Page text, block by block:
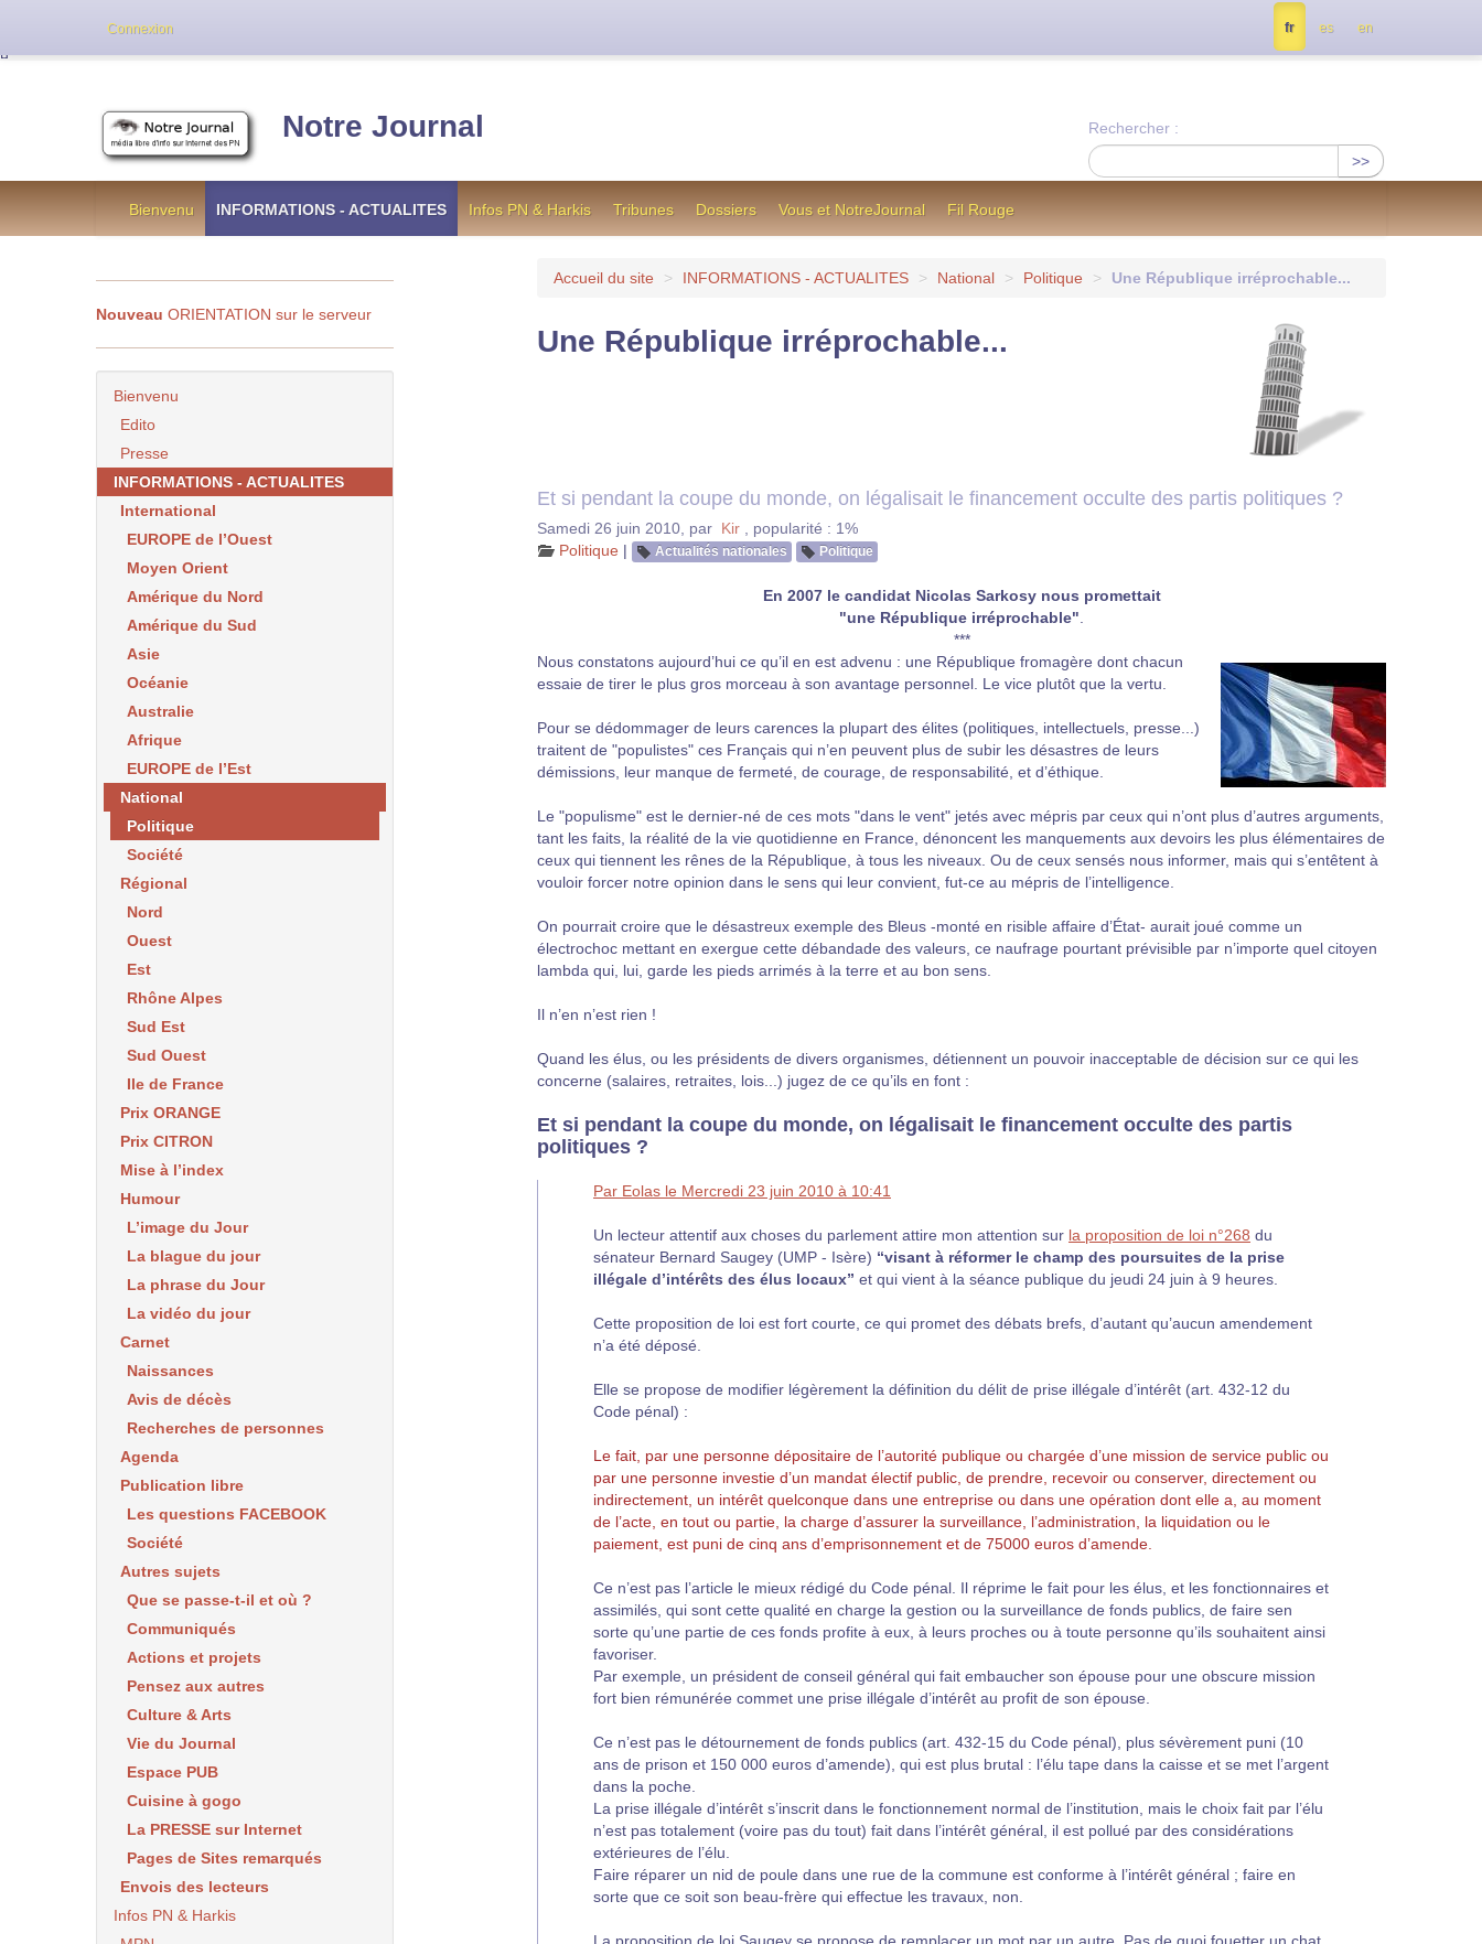
Notre Journal
Rechercher :
>>
Bienvenu INFORMATIONS - ACTUALITES Infos PN & Harkis Tribunes Dossiers Vous et NotreJournal Fil Rouge
Accueil du site > INFORMATIONS - ACTUALITES > National > Politique > Une République irréprochable...
Une République irréprochable...
Et si pendant la coupe du monde, on légalisait le financement occulte des partis politiques ?
Samedi 26 juin 2010 par Kir
popularité : 1%
Politique | Actualités nationales Politique
En 2007 le candidat Nicolas Sarkosy nous promettait
"une République irréprochable"
***
Nous constatons aujourd’hui ce qu’il en est advenu : une République fromagère dont chacun
essaie de tirer le plus gros morceau à son avantage personnel. Le vice plutôt que la vertu.
Pour se dédommager de leurs carences la plupart des élites (politiques, intellectuels, presse...)
traitent de "populistes" ces Français qui n’en peuvent plus de subir les désastres de leurs
démissions, leur manque de fermeté, de courage, de responsabilité, et d’éthique.
Le "populisme" est le dernier-né de ces mots "dans le vent" jetés avec mépris par ceux qui n’ont plus d’autres arguments,
tant les faits, la réalité de la vie quotidienne en France, dénoncent les manquements aux devoirs les plus élémentaires de
ceux qui tiennent les rênes de la République, à tous les niveaux. Ou de ceux sensés nous informer, mais qui s’entêtent à
vouloir forcer notre opinion dans le sens qui leur convient, fut-ce au mépris de l’intelligence.
On pourrait croire que le désastreux exemple des Bleus -monté en risible affaire d’État- aurait joué comme un
électrochoc mettant en exergue cette débandade des valeurs, ce naufrage pourtant prévisible par n’importe quel citoyen
lambda qui, lui, garde les pieds arrimés à la terre et au bon sens.
Il n’en n’est rien !
Quand les élus, ou les présidents de divers organismes, détiennent un pouvoir inacceptable de décision sur ce qui les
concerne (salaires, retraites, lois...) jugez de ce qu’ils en font :
Et si pendant la coupe du monde, on légalisait le financement occulte des partis
politiques ?
Par Eolas le Mercredi 23 juin 2010 à 10:41
Un lecteur attentif aux choses du parlement attire mon attention sur la proposition de loi n°268 du
sénateur Bernard Saugey (UMP - Isère) “visant à réformer le champ des poursuites de la prise
illégale d’intérêts des élus locaux” et qui vient à la séance publique du jeudi 24 juin à 9 heures.
Cette proposition de loi est fort courte, ce qui promet des débats brefs, d’autant qu’aucun amendement
n’a été déposé.
Elle se propose de modifier légèrement la définition du délit de prise illégale d’intérêt (art. 432-12 du
Code pénal) :
Le fait, par une personne dépositaire de l’autorité publique ou chargée d’une mission de service public ou
par une personne investie d’un mandat électif public, de prendre, recevoir ou conserver, directement ou
indirectement, un intérêt quelconque dans une entreprise ou dans une opération dont elle a, au moment
de l’acte, en tout ou partie, la charge d’assurer la surveillance, l’administration, la liquidation ou le
paiement, est puni de cinq ans d’emprisonnement et de 75000 euros d’amende.
Ce n’est pas l’article le mieux rédigé du Code pénal. Il réprime le fait pour les élus, et les fonctionnaires et
assimilés, qui sont cette qualité en charge la gestion ou la surveillance de fonds publics, de faire sen
sorte qu’une partie de ces fonds profite à eux, à leurs proches ou à toute personne qu’ils souhaitent ainsi
favoriser.
Par exemple, un président de conseil général qui fait embaucher son épouse pour une obscure mission
fort bien rémunérée commet une prise illégale d’intérêt au profit de son épouse.
Ce n’est pas le détournement de fonds publics (art. 432-15 du Code pénal), plus sévèrement puni (10
ans de prison et 150 000 euros d’amende), qui est plus brutal : l’élu tape dans la caisse et se met l’argent
dans la poche.
La prise illégale d’intérêt s’inscrit dans le fonctionnement normal de l’institution, mais le choix fait par l’élu
n’est pas totalement (voire pas du tout) fait dans l’intérêt général, il est pollué par des considérations
extérieures de l’élu.
Faire réparer un nid de poule dans une rue de la commune est conforme à l’intérêt général ; faire en
sorte que ce soit son beau-frère qui effectue les travaux, non.
Nouveau ORIENTATION sur le serveur
Bienvenu
Edito
Presse
INFORMATIONS - ACTUALITES
International
EUROPE de l’Ouest
Moyen Orient
Amérique du Nord
Amérique du Sud
Asie
Océanie
Australie
Afrique
EUROPE de l’Est
National
Politique
Société
Régional
Nord
Ouest
Est
Rhône Alpes
Sud Est
Sud Ouest
Ile de France
Prix ORANGE
Prix CITRON
Mise à l’index
Humour
L’image du Jour
La blague du jour
La phrase du Jour
La vidéo du jour
Carnet
Naissances
Avis de décès
Recherches de personnes
Agenda
Publication libre
Les questions FACEBOOK
Société
Autres sujets
Que se passe-t-il et où ?
Communiqués
Actions et projets
Pensez aux autres
Culture & Arts
Vie du Journal
Espace PUB
Cuisine à gogo
La PRESSE sur Internet
Pages de Sites remarqués
Envois des lecteurs
Infos PN & Harkis
Connexion fr es en
Cette version de NotreJournal représente l’ancienne formule utilisée jusqu’en octobre 2012, en cas de difficultés, contactez nous à info@notrejournal.info !